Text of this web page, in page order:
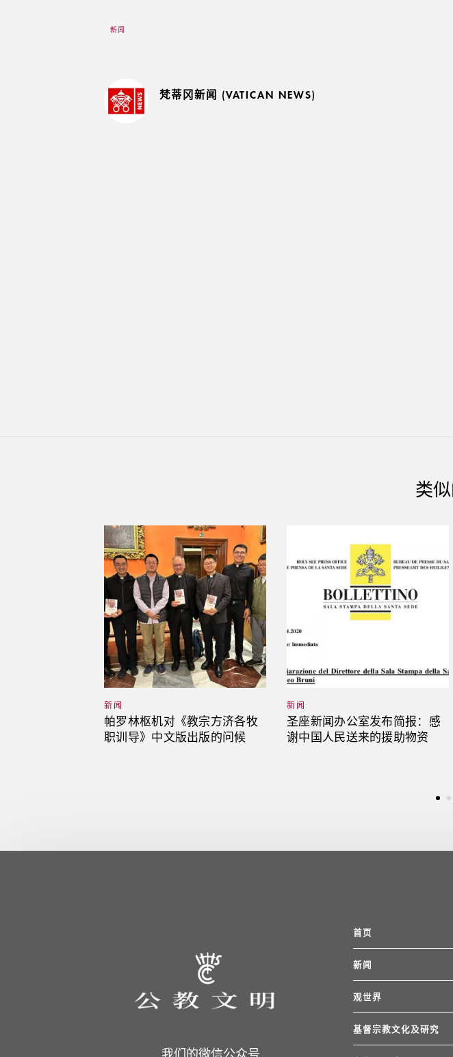
新闻
梵蒂冈新闻 (VATICAN NEWS)
类
新闻
帕罗林枢机对《教宗方济各牧
职训导》中文版出版的问候
新闻
圣座新闻办公室发布简报：感
谢中国人民送来的援助物资
我们的微信公众号
首页
新闻
观世界
基督宗教文化及研究